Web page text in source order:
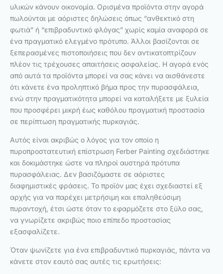
υλικών κάνουν οικονομία. Ορισμένα προϊόντα στην αγορά
πωλούνται με αόριστες δηλώσεις όπως “ανθεκτικό στη
φωτιά” ή “επιβραδυντικό φλόγας” χωρίς καμία αναφορά σε
ένα πραγματικό ελεγμένο πρότυπο. Άλλοι βασίζονται σε
ξεπερασμένες πιστοποιήσεις που δεν αντικατοπτρίζουν
πλέον τις τρέχουσες απαιτήσεις ασφαλείας. Η αγορά ενός
από αυτά τα προϊόντα μπορεί να σας κάνει να αισθάνεστε
ότι κάνετε ένα προληπτικό βήμα προς την πυρασφάλεια,
ενώ στην πραγματικότητα μπορεί να καταλήξετε με ξυλεία
που προσφέρει μικρή έως καθόλου πραγματική προστασία
σε περίπτωση πραγματικής πυρκαγιάς.
Αυτός είναι ακριβώς ο λόγος για τον οποίο η
πυροπροστατευτική επίστρωση Ferber Painting σχεδιάστηκε
και δοκιμάστηκε ώστε να πληροί αυστηρά πρότυπα
πυρασφάλειας. Δεν βασιζόμαστε σε αόριστες
διαφημιστικές φράσεις. Το προϊόν μας έχει σχεδιαστεί εξ
αρχής για να παρέχει μετρήσιμη και επαληθεύσιμη
πυραντοχή, έτσι ώστε όταν το εφαρμόζετε στο ξύλο σας,
να γνωρίζετε ακριβώς ποιο επίπεδο προστασίας
εξασφαλίζετε.
Όταν ψωνίζετε για ένα επιβραδυντικό πυρκαγιάς, πάντα να
κάνετε στον εαυτό σας αυτές τις ερωτήσεις: